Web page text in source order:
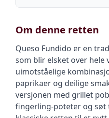
Om denne retten
Queso Fundido er en
som blir elsket over hele
uimotståelige
paprikaer og deilige
versjonen med grillet
fingerling-poteter og søt